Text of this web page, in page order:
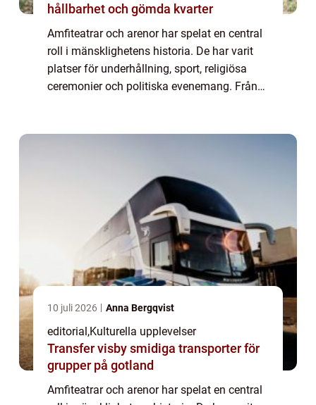
hållbarhet och gömda kvarter
Amfiteatrar och arenor har spelat en central
roll i mänsklighetens historia. De har varit
platser för underhållning, sport, religiösa
ceremonier och politiska evenemang. Från
10 juli 2026 Anna Bergqvist
editorial,Kulturella upplevelser
Transfer visby smidiga transporter för
grupper på gotland
Amfiteatrar och arenor har spelat en central